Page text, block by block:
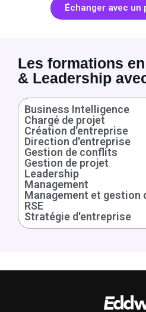
Échanger avec un
Les formations
& Leadership
Business Intelligence
Chargé de projet
Création d'entreprise
Direction d'entreprise
Gestion de conflits
Gestion de projet
Leadership
Management
Management et gestion
RSE
Stratégie d'entreprise